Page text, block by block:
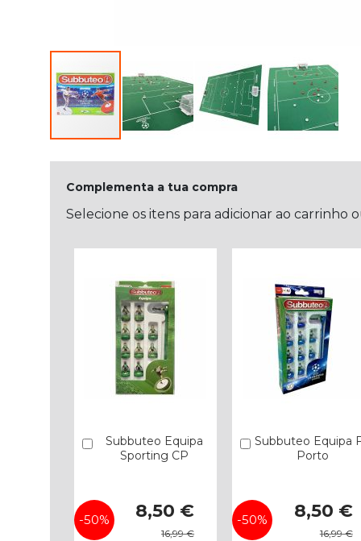
Complementa a tua compra
Selecione os itens para adicionar ao carrinho
Subbuteo Equipa
Sporting CP
-50%
Special
Price
8,50 €
16,99 €
Comprar
Subbuteo Equipa
Porto
-50%
Special
Price
8,50 €
16,99 €
Comprar